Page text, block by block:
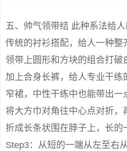
五、帅气领带结 此种系法给
传统的衬衫搭配，给人一种整
领带上圆形和方块的组合打破
加上合身长裤，给人专业干
窄裙，中性干练中也能带出一
将大方巾对角往中心点对折，
折成长条状围在脖子上，长的
Step3：从短的一端从左至右